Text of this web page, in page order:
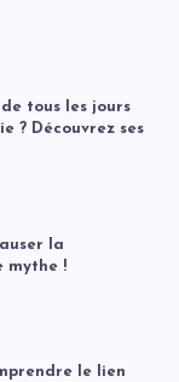
tous les jours
? Découvrez ses
la
mythe !
le lien